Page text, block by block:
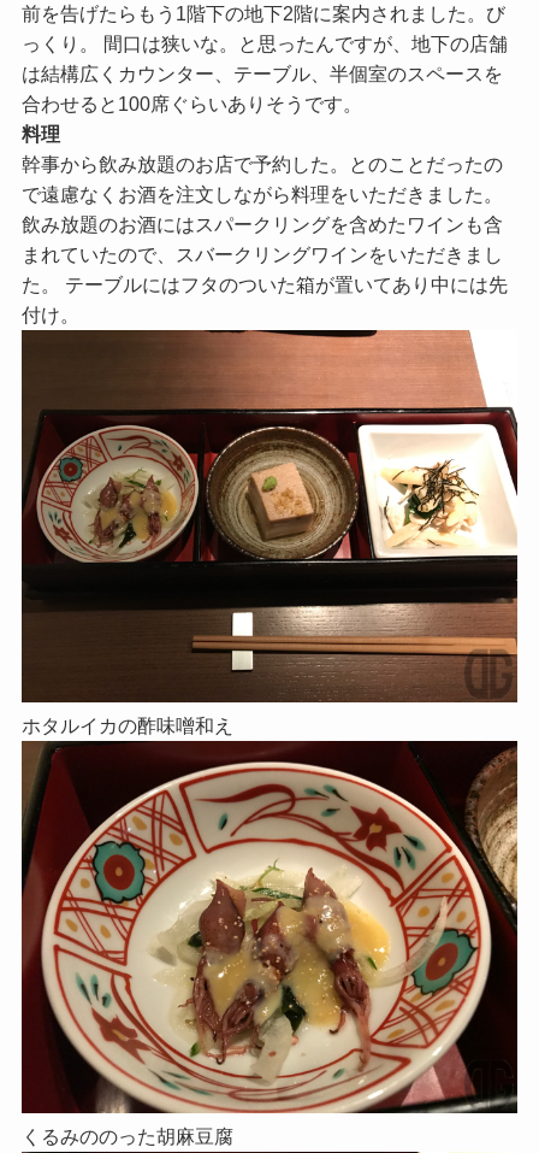
前を告げたらもう1階下の地下2階に案内されました。び
っくり。 間口は狭いな。と思ったんですが、地下の店舗
は結構広くカウンター、テーブル、半個室のスペースを
合わせると100席ぐらいありそうです。
料理
幹事から飲み放題のお店で予約した。とのことだったの
で遠慮なくお酒を注文しながら料理をいただきました。
飲み放題のお酒にはスパークリングを含めたワインも含
まれていたので、スバークリングワインをいただきまし
た。 テーブルにはフタのついた箱が置いてあり中には先
付け。
ホタルイカの酢味噌和え
くるみののった胡麻豆腐